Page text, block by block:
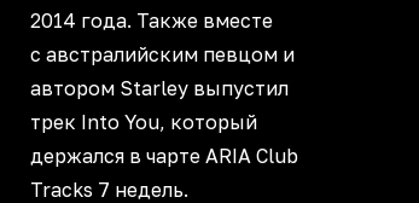
2014 года. Также вместе
с австралийским певцом и
автором Starley выпустил
трек Into You, который
держался в чарте ARIA Club
Tracks 7 недель.